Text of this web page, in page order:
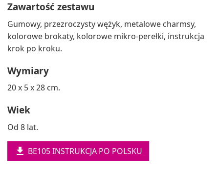
Zawartość zestawu
Gumowy, przezroczysty wężyk, metalowe charmsy,
kolorowe brokaty, kolorowe mikro-perełki, instrukcja
krok po kroku.
Wymiary
20 x 5 x 28 cm.
Wiek
Od 8 lat.
 BE105 INSTRUKCJA PO POLSKU